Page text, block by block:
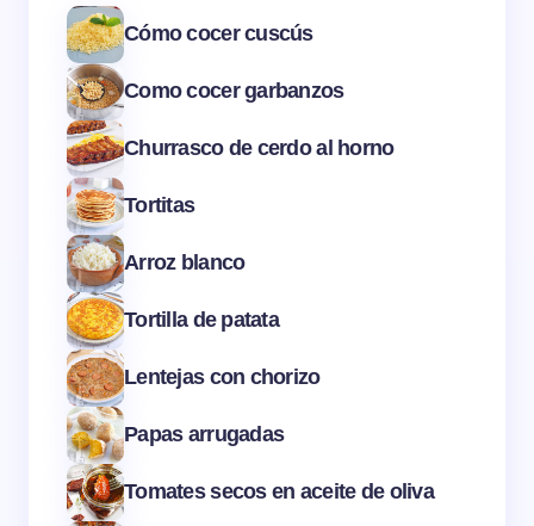
Cómo cocer cuscús
Como cocer garbanzos
Churrasco de cerdo al horno
Tortitas
Arroz blanco
Tortilla de patata
Lentejas con chorizo
Papas arrugadas
Tomates secos en aceite de oliva